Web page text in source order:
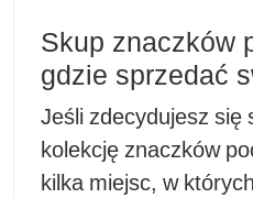
Skup znaczków
gdzie sprzedać
Jeśli zdecydujesz się
kolekcję znaczków
kilka miejsc, w